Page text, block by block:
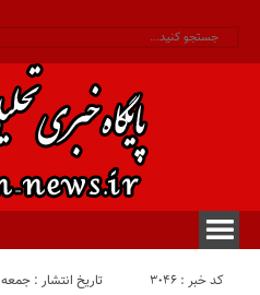
کد خبر : 3046
تاریخ انتشار : جمعه 28 اردیبهشت 1403 - 12:00